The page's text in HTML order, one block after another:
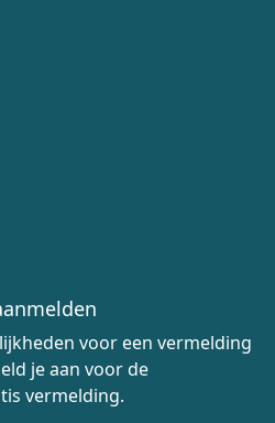
voor een vermelding
je aan voor de
vermelding.